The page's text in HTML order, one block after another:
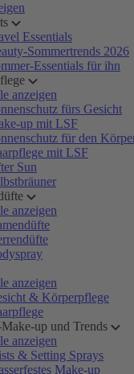
Essentials
Sommertrends 2026
Essentials für ihn
anzeigen
fürs Gesicht
up mit LSF
für den
mit LSF
Sun
anzeigen
anzeigen
& Körperpflege
up und Trends
anzeigen
& Setting Sprays
Make-up